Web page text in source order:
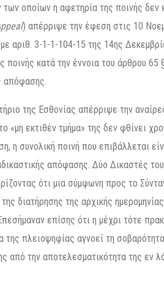
οποίων η αφετηρία της ποινής δεν
) απέρριψε την έφεση στις 10
αριθ. 3-1-1-104-15 της 14ης
ποινής κατά την έννοια του άρθρου 65
απόφασης.
της Εσθονίας απέρριψε την
«μη εκτιθέν τμήμα» της δεν φθίνει
η συνολική ποινή που επιβάλλεται
απόφασης. Δύο Δικαστές
ότι μια σύμφωνη προς το
διατήρησης της αρχικής
επίσης ότι η μέχρι τότε
της πλειοψηφίας αγνοεί τη
από την αποτελεσματικότητα της εν